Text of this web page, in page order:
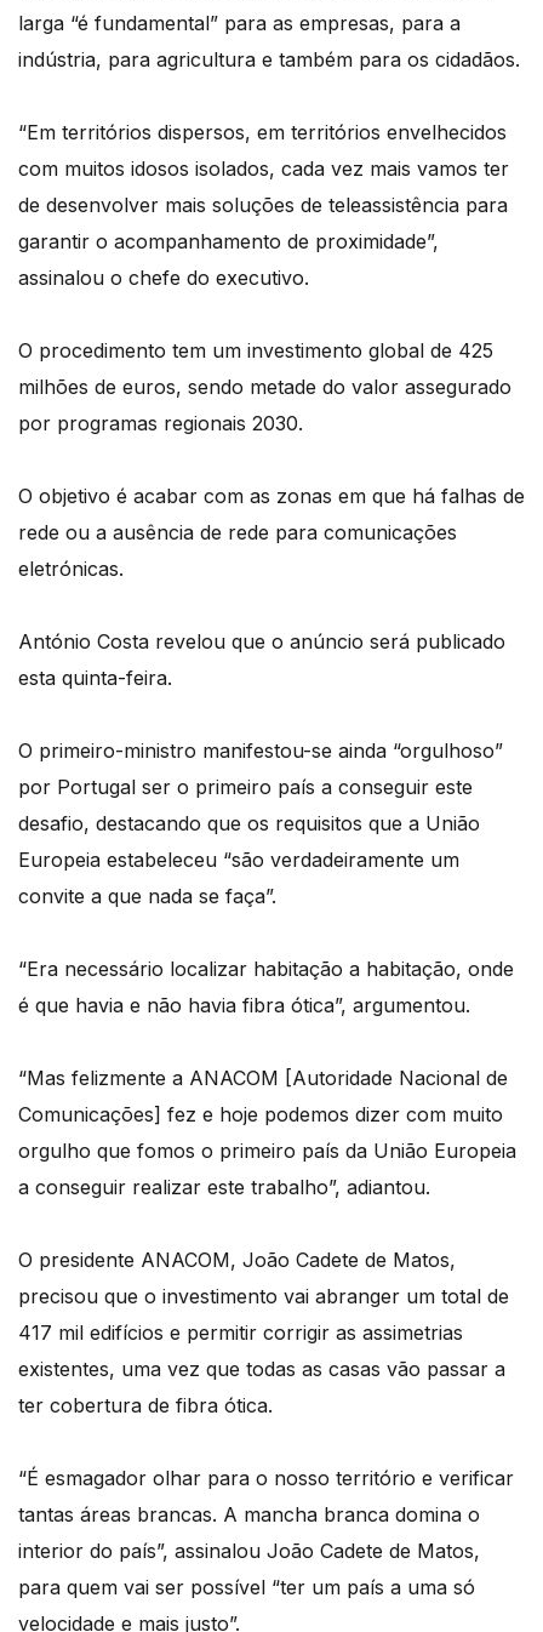
larga “é fundamental” para as empresas, para a
indústria, para agricultura e também para os cidadãos.
“Em territórios dispersos, em territórios envelhecidos
com muitos idosos isolados, cada vez mais vamos ter
de desenvolver mais soluções de teleassistência para
garantir o acompanhamento de proximidade”,
assinalou o chefe do executivo.
O procedimento tem um investimento global de 425
milhões de euros, sendo metade do valor assegurado
por programas regionais 2030.
O objetivo é acabar com as zonas em que há falhas de
rede ou a ausência de rede para comunicações
eletrónicas.
António Costa revelou que o anúncio será publicado
esta quinta-feira.
O primeiro-ministro manifestou-se ainda “orgulhoso”
por Portugal ser o primeiro país a conseguir este
desafio, destacando que os requisitos que a União
Europeia estabeleceu “são verdadeiramente um
convite a que nada se faça”.
“Era necessário localizar habitação a habitação, onde
é que havia e não havia fibra ótica”, argumentou.
“Mas felizmente a ANACOM [Autoridade Nacional de
Comunicações] fez e hoje podemos dizer com muito
orgulho que fomos o primeiro país da União Europeia
a conseguir realizar este trabalho”, adiantou.
O presidente ANACOM, João Cadete de Matos,
precisou que o investimento vai abranger um total de
417 mil edifícios e permitir corrigir as assimetrias
existentes, uma vez que todas as casas vão passar a
ter cobertura de fibra ótica.
“É esmagador olhar para o nosso território e verificar
tantas áreas brancas. A mancha branca domina o
interior do país”, assinalou João Cadete de Matos,
para quem vai ser possível “ter um país a uma só
velocidade e mais justo”.